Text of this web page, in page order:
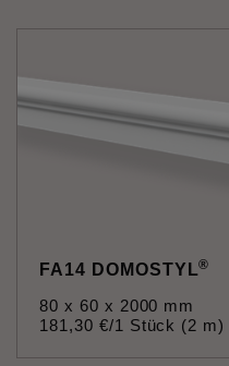
FA14 DOMOSTYL®
80 x 60 x 2000 mm
181 ,30 €/1 Stück (2 m)